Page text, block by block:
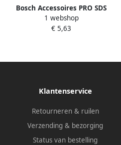
Bosch Accessoires PRO SDS
plus-5X Hamerboor | 3 x 50 x
100 mm 2608707226
1 webshop
€ 5,63
Klantenservice
Retourneren & ruilen
Verzending & bezorging
Status van bestelling